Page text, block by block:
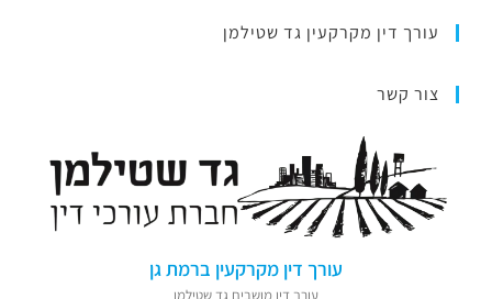
עורך דין מקרקעין גד שטילמן
צור קשר
עורך דין מקרקעין ברמת גן
עורך דין מושבים גד שטילמן